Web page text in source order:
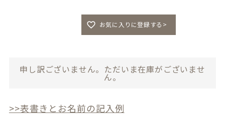
お気に入りに登録する>
申し訳ございません。ただいま在庫がございませ
ん。
>>表書きとお名前の記入例